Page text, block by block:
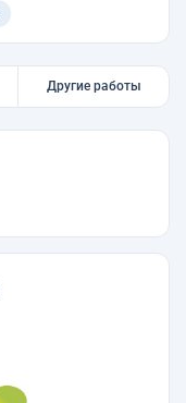
Другие работы